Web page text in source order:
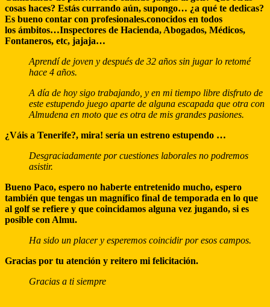
cosas haces? Estás currando aún, supongo… ¿a qué te dedicas?
Es bueno contar con profesionales.conocidos en todos
los ámbitos…Inspectores de Hacienda, Abogados, Médicos,
Fontaneros, etc, jajaja…
Aprendí de joven y después de 32 años sin jugar lo retomé
hace 4 años.
A día de hoy sigo trabajando, y en mi tiempo libre disfruto de
este estupendo juego aparte de alguna escapada que otra con
Almudena en moto que es otra de mis grandes pasiones.
¿Váis a Tenerife?, mira! sería un estreno estupendo …
Desgraciadamente por cuestiones laborales no podremos
asistir.
Bueno Paco, espero no haberte entretenido mucho, espero
también que tengas un magnífico final de temporada en lo que
al golf se refiere y que coincidamos alguna vez jugando, si es
posible con Almu.
Ha sido un placer y esperemos coincidir por esos campos.
Gracias por tu atención y reitero mi felicitación.
Gracias a ti siempre